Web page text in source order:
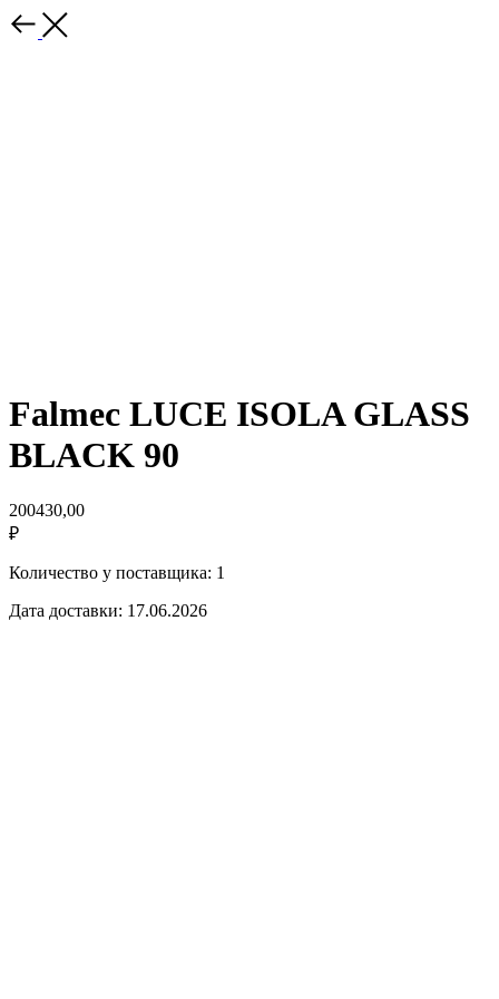
Falmec LUCE ISOLA GLASS
BLACK 90
200430,00
₽
Количество у поставщика: 1
Дата доставки: 17.06.2026